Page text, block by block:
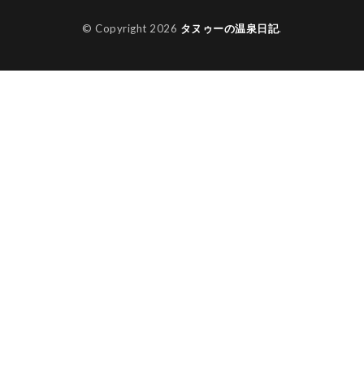
© Copyright 2026 タヌゥーの温泉日記.